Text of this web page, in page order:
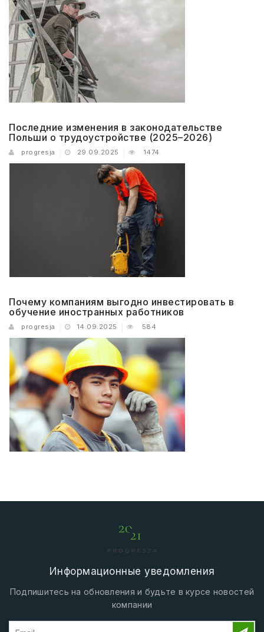
Последние изменения в законодательстве
Польши о трудоустройстве (2025–2026)
progresja 29.09.2025 1474
Почему компаниям выгодно инвестировать в
обучение иностранных работников
progresja 14.09.2025 584
Информационные уведомления
Подпишитесь на обновления и будьте в курсе новостей
компании